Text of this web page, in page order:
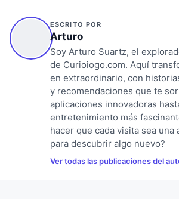
ESCRITO POR
Arturo
Soy Arturo Suartz, el
de Curioiogo.com. Aquí
en extraordinario, con
y recomendaciones que te
aplicaciones innovadoras
entretenimiento más
hacer que cada visita sea una
para descubrir algo nuevo?
Ver todas las publicaciones del